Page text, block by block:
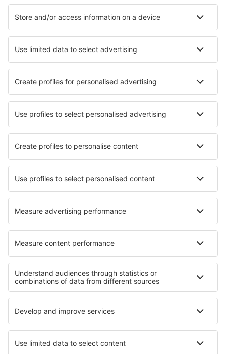
Hoteluri în Croaţia - Orașe populare
Hoteluri în Zadar Hoteluri în Porec
Hoteluri în Crikvenica Hoteluri în Dubrovnik
Hoteluri în Split Hoteluri Gospic Hoteluri în Obrovac
Cele mai bune hoteluri - orașe
Hoteluri în Seefeld Hoteluri în Sao Leopoldo
Hoteluri în Rio de Janeiro Hoteluri în Corning
Hoteluri în Lyndoch Hoteluri în Jbeil Hoteluri în Plein
Cele mai bune hoteluri - regiuni
Hoteluri in Insula Krk Hoteluri in Insula Korcula
Hoteluri in Istria Hoteluri in Dalmatia
Hoteluri in Dalmația de Nord
Hoteluri in Luxor Hoteluri on North Sea Coast